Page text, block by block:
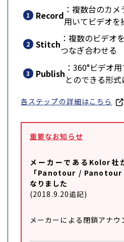
Record ：複数台のカ
用いてビデオを
Stitch ：複数のビデオ
つなぎ合わせる
Publish ：360°ビデオ
とのできる形
各ステップの詳細はこちら
重要なお知らせ
メーカーであるKolor社
「Panotour / Panotour
なりました
(2018.9.20追記)
メーカーによる閉鎖アナウ